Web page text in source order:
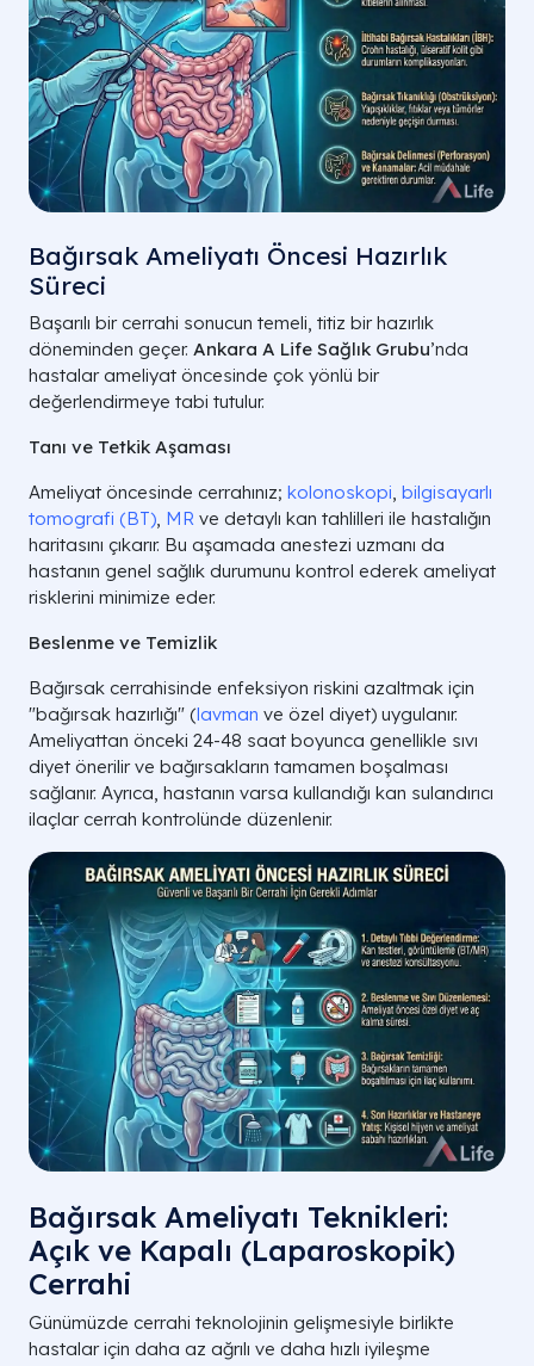
Bağırsak Ameliyatı Öncesi Hazırlık
Süreci
Başarılı bir cerrahi sonucun temeli, titiz bir hazırlık
döneminden geçer. Ankara A Life Sağlık Grubu’nda
hastalar ameliyat öncesinde çok yönlü bir
değerlendirmeye tabi tutulur.
Tanı ve Tetkik Aşaması
Ameliyat öncesinde cerrahınız; kolonoskopi bilgisayarlı
tomografi (BT) MR ve detaylı kan tahlilleri ile hastalığın
haritasını çıkarır. Bu aşamada anestezi uzmanı da
hastanın genel sağlık durumunu kontrol ederek ameliyat
risklerini minimize eder.
Beslenme ve Temizlik
Bağırsak cerrahisinde enfeksiyon riskini azaltmak için
"bağırsak hazırlığı" (lavman ve özel diyet) uygulanır.
Ameliyattan önceki 24-48 saat boyunca genellikle sıvı
diyet önerilir ve bağırsakların tamamen boşalması
sağlanır. Ayrıca, hastanın varsa kullandığı kan sulandırıcı
ilaçlar cerrah kontrolünde düzenlenir.
Bağırsak Ameliyatı Teknikleri:
Açık ve Kapalı (Laparoskopik)
Cerrahi
Günümüzde cerrahi teknolojinin gelişmesiyle birlikte
hastalar için daha az ağrılı ve daha hızlı iyileşme